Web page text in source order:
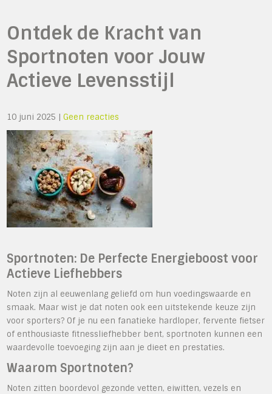
Ontdek de Kracht van
Sportnoten voor Jouw
Actieve Levensstijl
10 juni 2025 |Geen reacties
Sportnoten: De Perfecte Energieboost voor
Actieve Liefhebbers
Noten zijn al eeuwenlang geliefd om hun voedingswaarde en
smaak. Maar wist je dat noten ook een uitstekende keuze zijn
voor sporters? Of je nu een fanatieke hardloper, fervente fietser
of enthousiaste fitnessliefhebber bent, sportnoten kunnen een
waardevolle toevoeging zijn aan je dieet en prestaties.
Waarom Sportnoten?
Noten zitten boordevol gezonde vetten, eiwitten, vezels en